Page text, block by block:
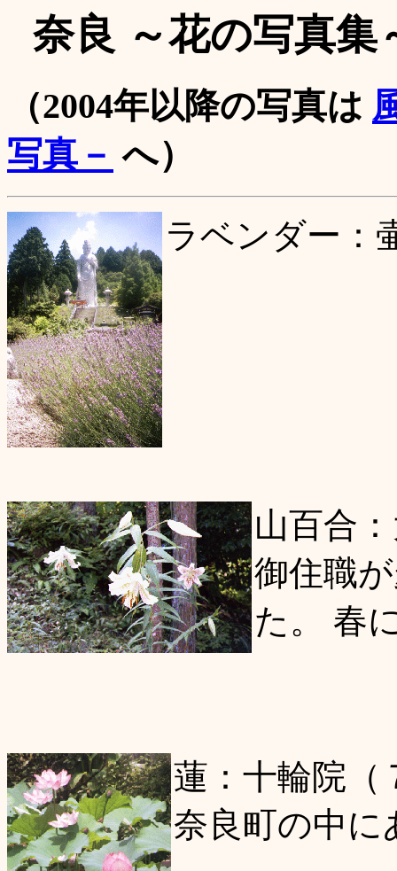
奈良 ～花の写真集
（2004年以降の写真は
写真－ へ）
ラベンダー：
山百合
御住職
た。 春
蓮：十輪院（
奈良町の中に